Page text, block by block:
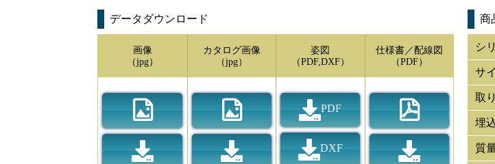
データダウンロード
画像
（jpg）
カタログ画像
（jpg）
姿図
（PDF,DXF）
PDF
DXF
仕様書／配線図
（PDF）
商
シ
サ
取
埋
質